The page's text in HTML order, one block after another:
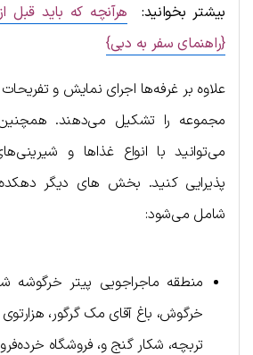
بیشتر بخوانید: هرآنچه که باید قبل
{راهنمای سفر به دبی}
علاوه بر غرفه‌ها اجرای نمایش و
مجموعه را تشکیل می‌دهند.
می‌توانید با انواع غذاها و
پذیرایی کنید. بخش های دیگر دهکده
شامل می‌شود:
منطقه ماجراجویی پیتر خرگوشه
خرگوش، باغ آقای مک گرگور، هزارتوی
تربچه، شکار گنج و، فروشگاه